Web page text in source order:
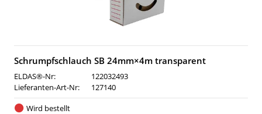
Schrumpfschlauch SB 24mm×4m transparent
ELDAS®-Nr:
122032493
Lieferanten-Art-Nr:
127140
Wird bestellt